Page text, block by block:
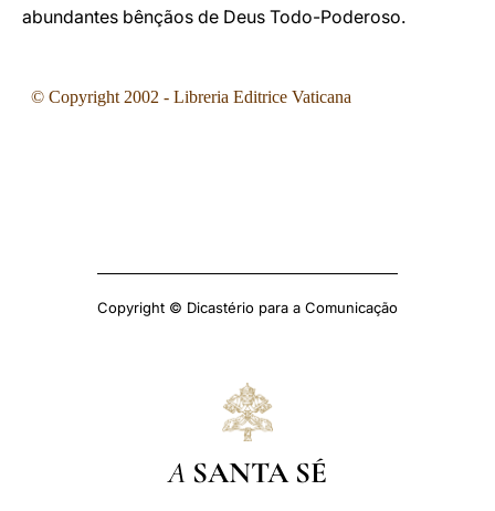
abundantes bênçãos de Deus Todo-Poderoso.
© Copyright 2002 - Libreria Editrice Vaticana
Copyright © Dicastério para a Comunicação
A SANTA SÉ